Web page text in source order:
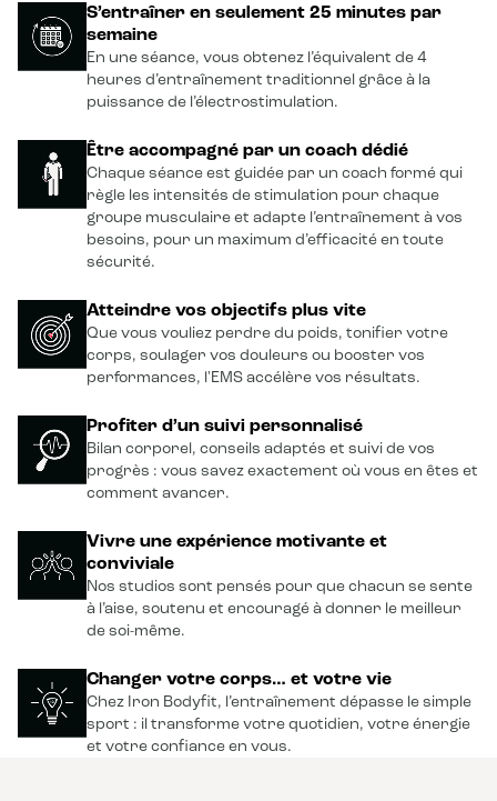
établissement sans hésitation !
S’entraîner en seulement 25 minutes par
semaine
En une séance, vous obtenez l’équivalent de 4
heures d’entraînement traditionnel grâce à la
puissance de l’électrostimulation.
Être accompagné par un coach dédié
Chaque séance est guidée par un coach formé qui
règle les intensités de stimulation pour chaque
groupe musculaire et adapte l’entraînement à vos
besoins, pour un maximum d’efficacité en toute
sécurité.
Atteindre vos objectifs plus vite
Que vous vouliez perdre du poids, tonifier votre
corps, soulager vos douleurs ou booster vos
performances, l'EMS accélère vos résultats.
Profiter d’un suivi personnalisé
Bilan corporel, conseils adaptés et suivi de vos
progrès : vous savez exactement où vous en êtes et
comment avancer.
Vivre une expérience motivante et
conviviale
Nos studios sont pensés pour que chacun se sente
à l’aise, soutenu et encouragé à donner le meilleur
de soi-même.
Changer votre corps… et votre vie
Chez Iron Bodyfit, l’entraînement dépasse le simple
sport : il transforme votre quotidien, votre énergie
et votre confiance en vous.